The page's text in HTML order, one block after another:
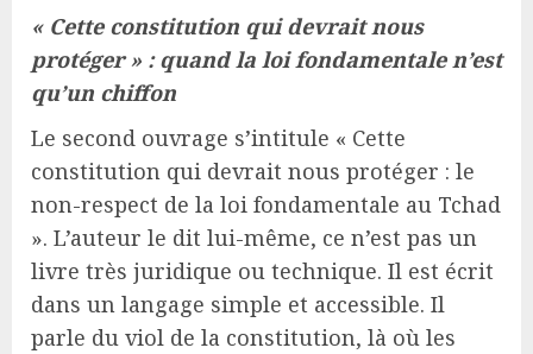
« Cette constitution qui devrait nous
protéger » : quand la loi fondamentale n’est
qu’un chiffon
Le second ouvrage s’intitule « Cette
constitution qui devrait nous protéger : le
non-respect de la loi fondamentale au Tchad
». L’auteur le dit lui-même, ce n’est pas un
livre très juridique ou technique. Il est écrit
dans un langage simple et accessible. Il
parle du viol de la constitution, là où les